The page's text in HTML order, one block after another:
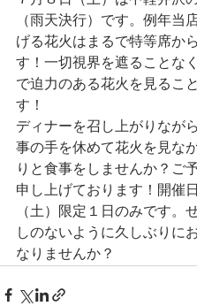
（雨天決行）です。例年当
げる花火はまるで特等席か
す！一切視界を遮ることな
で迫力のある花火を見るこ
す！
ディナーを召し上がりなが
事の手を休めて花火を見な
りと食事をしませんか？ご
申し上げております！開催
（土）限定１日のみです。
しのないように久しぶりに
なりませんか？